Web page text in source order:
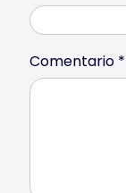
Comentario *